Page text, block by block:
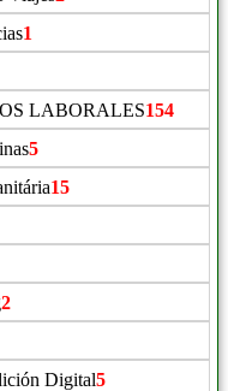
1
LABORALES154
5
15
2
Digital5